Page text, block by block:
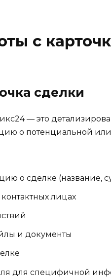
с
сделки
— это
о потенциальной или
о сделке (название,
лицах
и документы
для специфичной